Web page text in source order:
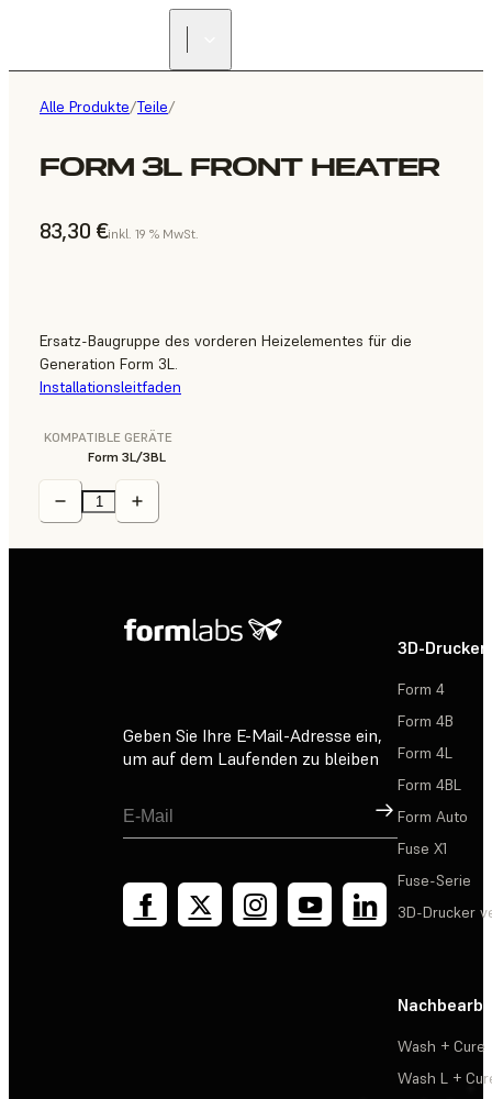
Alle Produkte/Teile/
FORM 3L FRONT HEATER
83,30 €inkl. 19 % MwSt.
Ersatz-Baugruppe des vorderen Heizelementes für die
Generation Form 3L.
Installationsleitfaden
KOMPATIBLE GERÄTE
Form 3L/3BL
Geben Sie Ihre E-Mail-Adresse ein,
um auf dem Laufenden zu bleiben
Registrieren
3D-Drucker
Form 4
Form 4B
Form 4L
Form 4BL
Form Auto
Fuse X1
Fuse-Serie
3D-Drucker
Wash + Cure
Wash L +